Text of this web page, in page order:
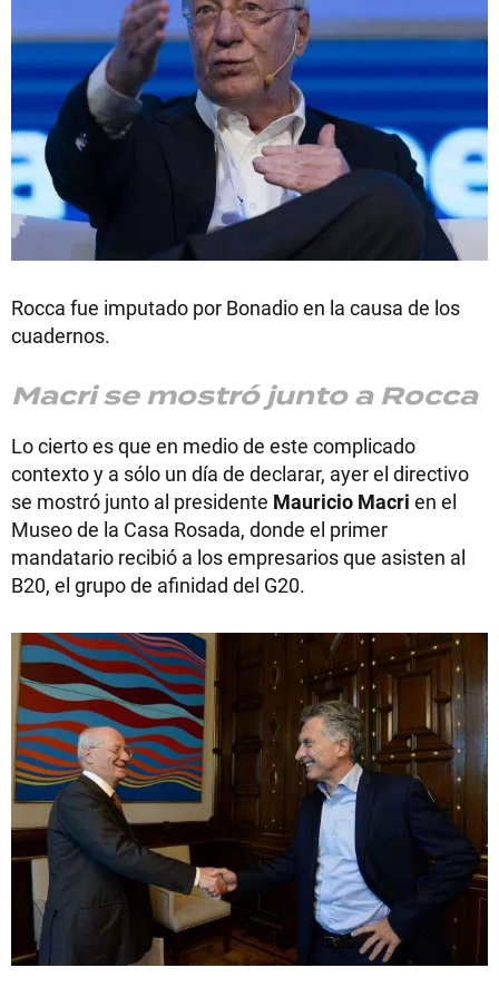
Rocca fue imputado por Bonadio en la causa de los
cuadernos.
Macri se mostró junto a Rocca
Lo cierto es que en medio de este complicado
contexto y a sólo un día de declarar, ayer el directivo
se mostró junto al presidente Mauricio Macri en el
Museo de la Casa Rosada, donde el primer
mandatario recibió a los empresarios que asisten al
B20, el grupo de afinidad del G20.